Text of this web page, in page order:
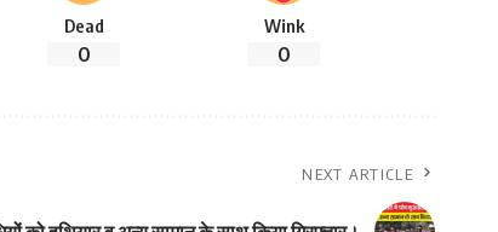
Dead
0
Wink
0
NEXT ARTICLE